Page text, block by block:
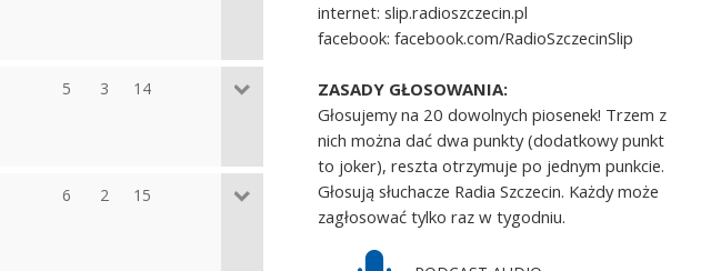
5 3 14
6 2 15
internet: slip.radioszczecin.pl
facebook: facebook.com/RadioSzczecinSlip
ZASADY GŁOSOWANIA:
Głosujemy na 20 dowolnych piosenek! Trzem z
nich można dać dwa punkty (dodatkowy punkt
to joker), reszta otrzymuje po jednym punkcie.
Głosują słuchacze Radia Szczecin. Każdy może
zagłosować tylko raz w tygodniu.